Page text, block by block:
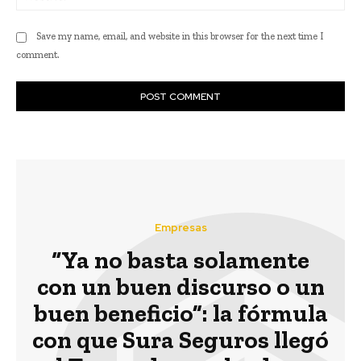
Save my name, email, and website in this browser for the next time I
comment.